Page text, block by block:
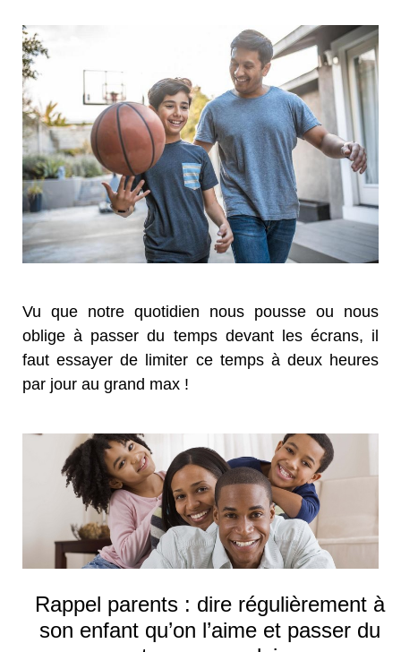
Vu que notre quotidien nous pousse ou nous
oblige à passer du temps devant les écrans, il
faut essayer de limiter ce temps à deux heures
par jour au grand max !
Rappel parents : dire régulièrement à
son enfant qu’on l’aime et passer du